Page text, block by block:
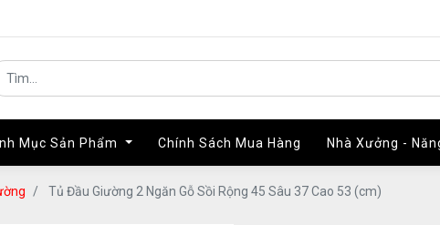
Mục Sản Phẩm Chính Sách Mua Hàng Nhà Xưởng -
Mục Sản Phẩm Chính Sách Mua Hàng Nhà Xưởng -
Tủ Đầu Giường 2 Ngăn Gỗ Sồi Rộng 45 Sâu 37 Cao 53 (cm)